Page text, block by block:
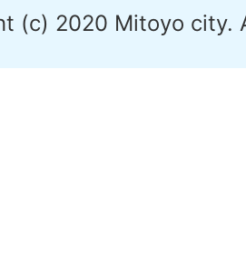
(c) 2020 Mitoyo city.